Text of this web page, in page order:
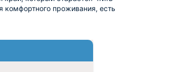
комфортного проживания, есть